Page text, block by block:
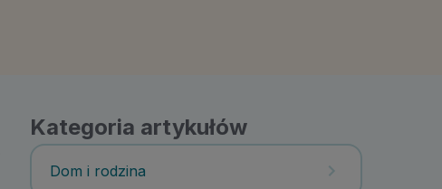
Kategoria artykułów
Dom i rodzina